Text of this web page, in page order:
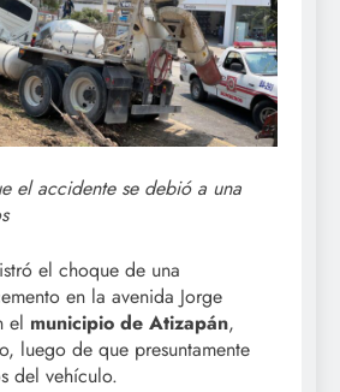
el accidente se debió a una
el choque de una
en la avenida Jorge
el municipio de Atizapán,
luego de que presuntamente
del vehículo.